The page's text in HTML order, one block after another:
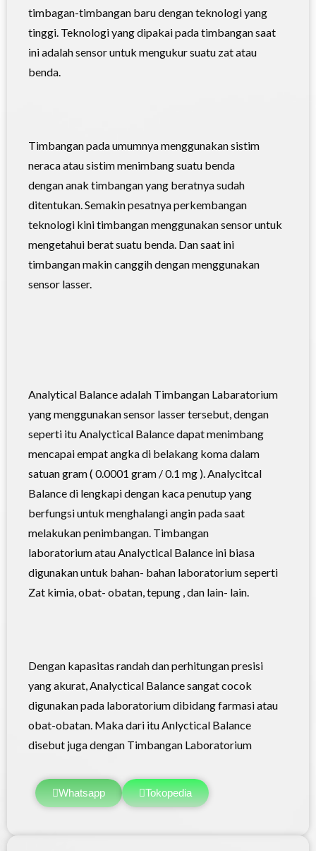
timbagan-timbangan baru dengan teknologi yang
tinggi. Teknologi yang dipakai padatimbangansaat
ini adalah sensor untuk mengukur suatu zat atau
benda.
Timbangan pada umumnya menggunakan sistim
neraca atau sistim menimbang suatu benda
dengananak timbanganyang beratnya sudah
ditentukan. Semakin pesatnya perkembangan
teknologi kini timbangan menggunakan sensor untuk
mengetahui berat suatu benda. Dan saat ini
timbangan makin canggih dengan menggunakan
sensor lasser.
Analytical Balanceadalah Timbangan Labaratorium
yang menggunakan sensor lasser tersebut, dengan
seperti itu Analyctical Balance dapat menimbang
mencapai empat angka di belakang koma dalam
satuan gram ( 0.0001 gram / 0.1 mg ). Analycitcal
Balance di lengkapi dengan kaca penutup yang
berfungsi untuk menghalangi angin pada saat
melakukan penimbangan. Timbangan
laboratoriumatau Analyctical Balance ini biasa
digunakan untuk bahan- bahan laboratorium seperti
Zat kimia, obat- obatan, tepung , dan lain- lain.
Dengan kapasitas randah dan perhitungan presisi
yang akurat,Analyctical Balancesangat cocok
digunakan pada laboratorium dibidang farmasi atau
obat-obatan. Maka dari itu Anlyctical Balance
disebut juga dengan Timbangan Laboratorium
Whatsapp Tokopedia